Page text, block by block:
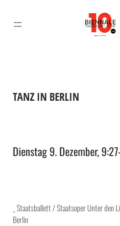
Inhalt
TANZ IN BERLIN
Dienstag 9. Dezember, 9:27
_ Staatsballett / Staatsoper Unter den
Berlin